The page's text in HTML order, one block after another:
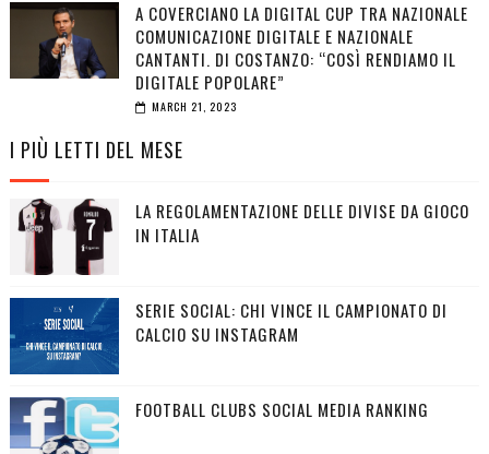
A COVERCIANO LA DIGITAL CUP TRA NAZIONALE
COMUNICAZIONE DIGITALE E NAZIONALE
CANTANTI. DI COSTANZO: “COSÌ RENDIAMO IL
DIGITALE POPOLARE”
MARCH 21, 2023
I PIÙ LETTI DEL MESE
LA REGOLAMENTAZIONE DELLE DIVISE DA GIOCO
IN ITALIA
SERIE SOCIAL: CHI VINCE IL CAMPIONATO DI
CALCIO SU INSTAGRAM
FOOTBALL CLUBS SOCIAL MEDIA RANKING